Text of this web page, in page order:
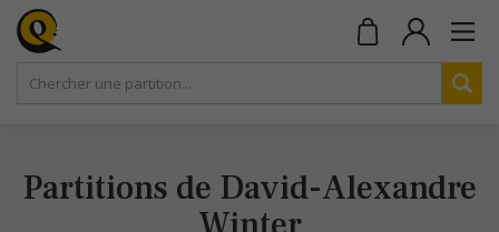
Partitions de David-Alexandre